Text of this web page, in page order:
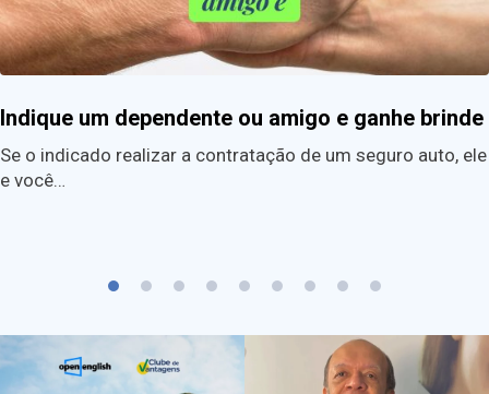
Indique um dependente ou amigo e ganhe brinde
Se o indicado realizar a contratação de um seguro auto, ele
e você…